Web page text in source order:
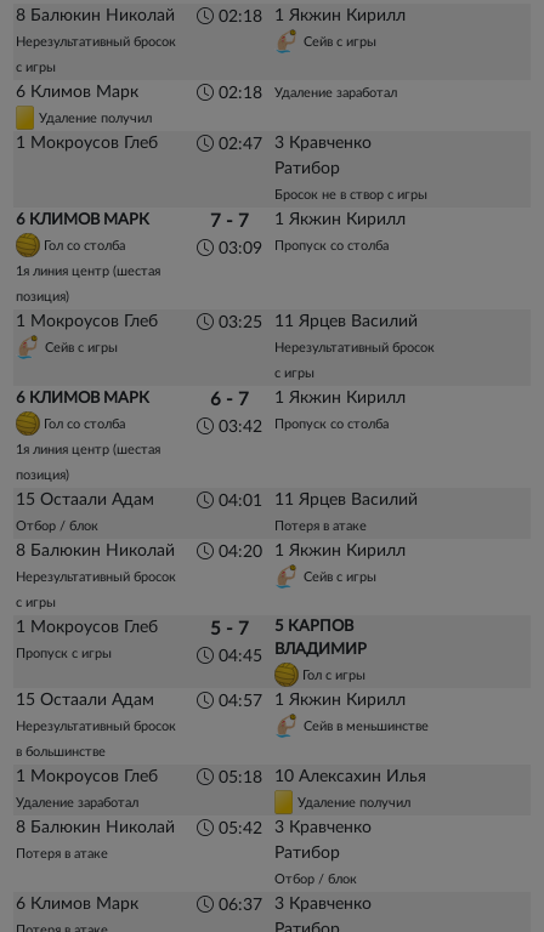
8 Балюкин Николай
Нерезультативный бросок
с игры
02:18 1 Якжин Кирилл
Сейв с игры
6 Климов Марк
Удаление получил
02:18 Удаление заработал
1 Мокроусов Глеб 02:47
3 Кравченко
Ратибор
Бросок не в створ с игры
6 КЛИМОВ МАРК
Гол со столба
1я линия центр (шестая
позиция)
7 - 7
03:09
1 Якжин Кирилл
Пропуск со столба
1 Мокроусов Глеб
Сейв с игры
03:25 11 Ярцев Василий
Нерезультативный бросок
с игры
6 КЛИМОВ МАРК
Гол со столба
1я линия центр (шестая
позиция)
6 - 7
03:42
1 Якжин Кирилл
Пропуск со столба
15 Остаали Адам
Отбор / блок
04:01 11 Ярцев Василий
Потеря в атаке
8 Балюкин Николай
Нерезультативный бросок
с игры
04:20 1 Якжин Кирилл
Сейв с игры
1 Мокроусов Глеб
Пропуск с игры
5 - 7
04:45
5 КАРПОВ
ВЛАДИМИР
Гол с игры
15 Остаали Адам
Нерезультативный бросок
в большинстве
04:57 1 Якжин Кирилл
Сейв в меньшинстве
1 Мокроусов Глеб
Удаление заработал
05:18 10 Алексахин Илья
Удаление получил
8 Балюкин Николай
Потеря в атаке
05:42
3 Кравченко
Ратибор
Отбор / блок
6 Климов Марк 06:37
3 Кравченко